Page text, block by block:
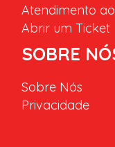
Atendimento
Abrir um Ticket
SOBRE
Sobre Nós
Privacidade